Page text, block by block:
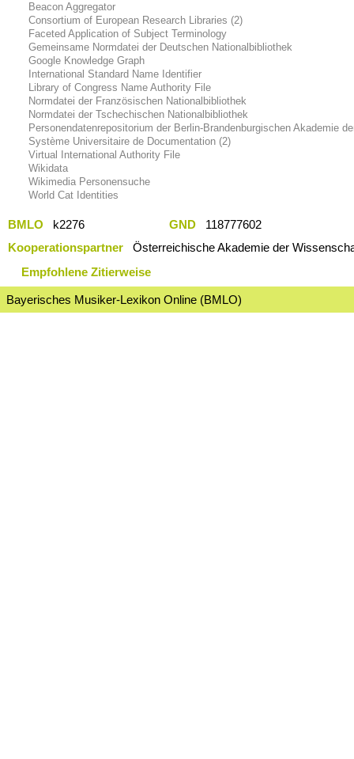
Beacon Aggregator
Consortium of European Research Libraries (2)
Faceted Application of Subject Terminology
Gemeinsame Normdatei der Deutschen Nationalbibliothek
Google Knowledge Graph
International Standard Name Identifier
Library of Congress Name Authority File
Normdatei der Französischen Nationalbibliothek
Normdatei der Tschechischen Nationalbibliothek
Personendatenrepositorium der Berlin-Brandenburgischen Akademie
Système Universitaire de Documentation (2)
Virtual International Authority File
Wikidata
Wikimedia Personensuche
World Cat Identities
BMLO k2276 GND
118777602
Kooperationspartner
Österreichische Akademie der
Empfohlene Zitierweise
Bayerisches Musiker-Lexikon Online (BMLO)